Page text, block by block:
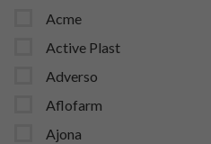
Acme
Active Plast
Adverso
Aflofarm
Ajona